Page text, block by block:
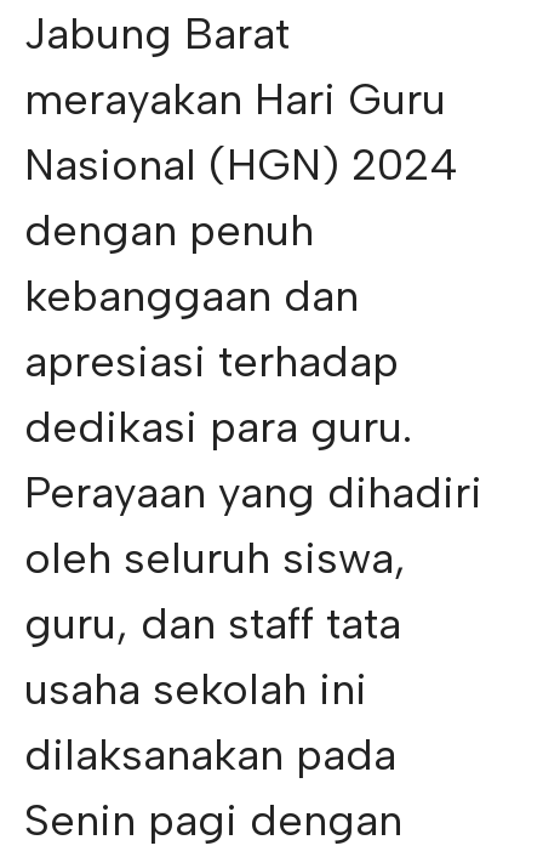
Jabung Barat
merayakan Hari Guru
Nasional (HGN) 2024
dengan penuh
kebanggaan dan
apresiasi terhadap
dedikasi para guru.
Perayaan yang dihadiri
oleh seluruh siswa,
guru, dan staff tata
usaha sekolah ini
dilaksanakan pada
Senin pagi dengan